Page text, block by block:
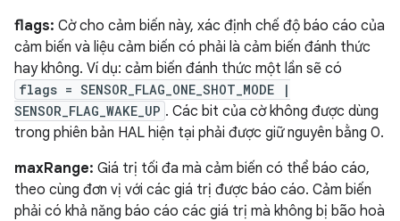
flags: Cờ cho cảm biến này, xác định chế độ báo cáo của
cảm biến và liệu cảm biến có phải là cảm biến đánh thức
hay không. Ví dụ: cảm biến đánh thức một lần sẽ có
flags = SENSOR_FLAG_ONE_SHOT_MODE |
SENSOR_FLAG_WAKE_UP . Các bit của cờ không được dùng
trong phiên bản HAL hiện tại phải được giữ nguyên bằng 0.
maxRange: Giá trị tối đa mà cảm biến có thể báo cáo,
theo cùng đơn vị với các giá trị được báo cáo. Cảm biến
phải có khả năng báo cáo các giá trị mà không bị bão hoà